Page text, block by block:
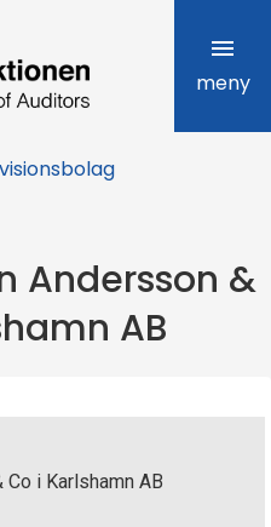
meny
Andersson &
AB
i Karlshamn AB